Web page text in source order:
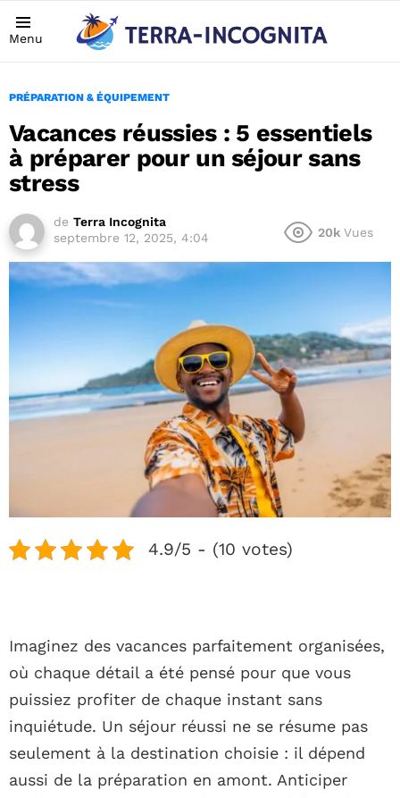
Menu
PRÉPARATION & ÉQUIPEMENT
Vacances réussies : 5 essentiels
à préparer pour un séjour sans
stress
de Terra Incognita
septembre 12, 2025, 4:04
20k Vues
4.9/5 - (10 votes)
Imaginez des vacances parfaitement organisées,
où chaque détail a été pensé pour que vous
puissiez profiter de chaque instant sans
inquiétude. Un séjour réussi ne se résume pas
seulement à la destination choisie : il dépend
aussi de la préparation en amont. Anticiper